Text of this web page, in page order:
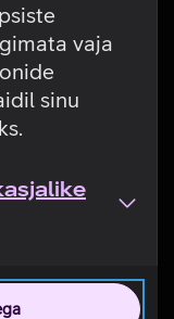
vaja
sinu